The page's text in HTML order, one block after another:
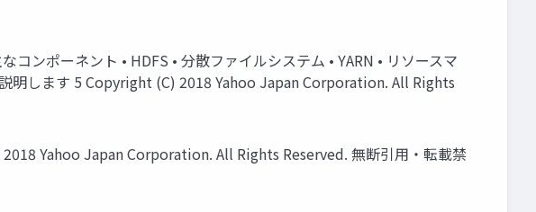
ンポーネント • HDFS • 分散ファイルシステム • YARN • リソースマ
明します 5 Copyright (C) 2018 Yahoo Japan Corporation. All Rights
Yahoo Japan Corporation. All Rights Reserved. 無断引用・転載禁